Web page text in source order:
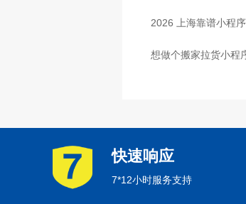
2026 上海靠谱小程
想做个搬家拉货小程
快速响应
7*12小时服务支持